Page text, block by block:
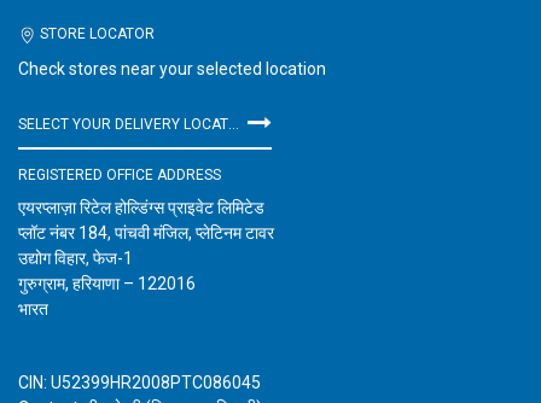
STORE LOCATOR
Check stores near your selected location
REGISTERED OFFICE ADDRESS
एयरप्लाज़ा रिटेल होल्डिंग्स प्राइवेट लिमिटेड
प्लॉट नंबर 184, पांचवी मंजिल, प्लेटिनम टावर
उद्योग विहार, फेज-1
गुरुग्राम, हरियाणा – 122016
भारत
CIN: U52399HR2008PTC086045